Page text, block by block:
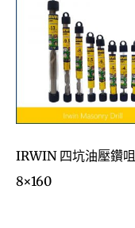
IRWIN 四坑油壓鑽咀
8×160